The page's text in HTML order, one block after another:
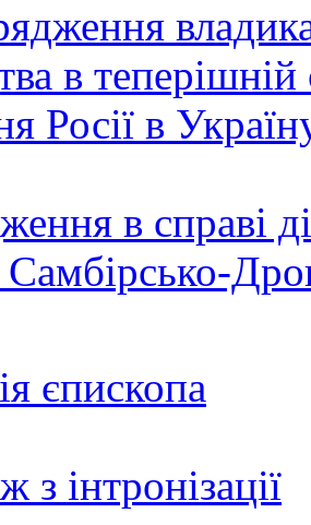
в теперішній
Росії в
в справі
Самбірсько-
єпископа
з інтронізації